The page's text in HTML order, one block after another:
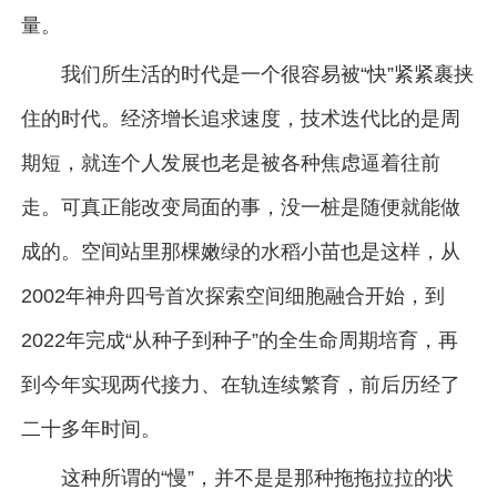
量。
我们所生活的时代是一个很容易被“快”紧紧裹挟
住的时代。经济增长追求速度，技术迭代比的是周
期短，就连个人发展也老是被各种焦虑逼着往前
走。可真正能改变局面的事，没一桩是随便就能做
成的。空间站里那棵嫩绿的水稻小苗也是这样，从
2002年神舟四号首次探索空间细胞融合开始，到
2022年完成“从种子到种子”的全生命周期培育，再
到今年实现两代接力、在轨连续繁育，前后历经了
二十多年时间。
这种所谓的“慢”，并不是是那种拖拖拉拉的状